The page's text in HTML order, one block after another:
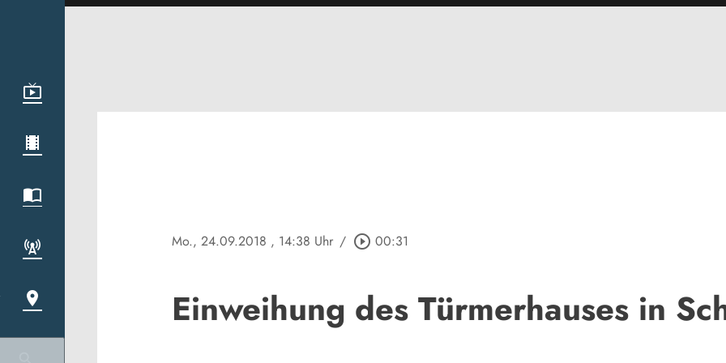
Mo., 24.09.2018 , 14:38 Uhr / play_circle_outline 00:31
Einweihung des Türmerhauses in